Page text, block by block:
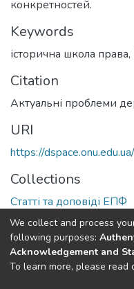
конкретностей.
Keywords
історична школа права,
Citation
Актуальні проблеми
URI
https://
Collections
Статті та доповіді ЕПФ
Full item page
DSpace software
We collect and process
following purposes:
Acknowledgement and
To learn more, please read